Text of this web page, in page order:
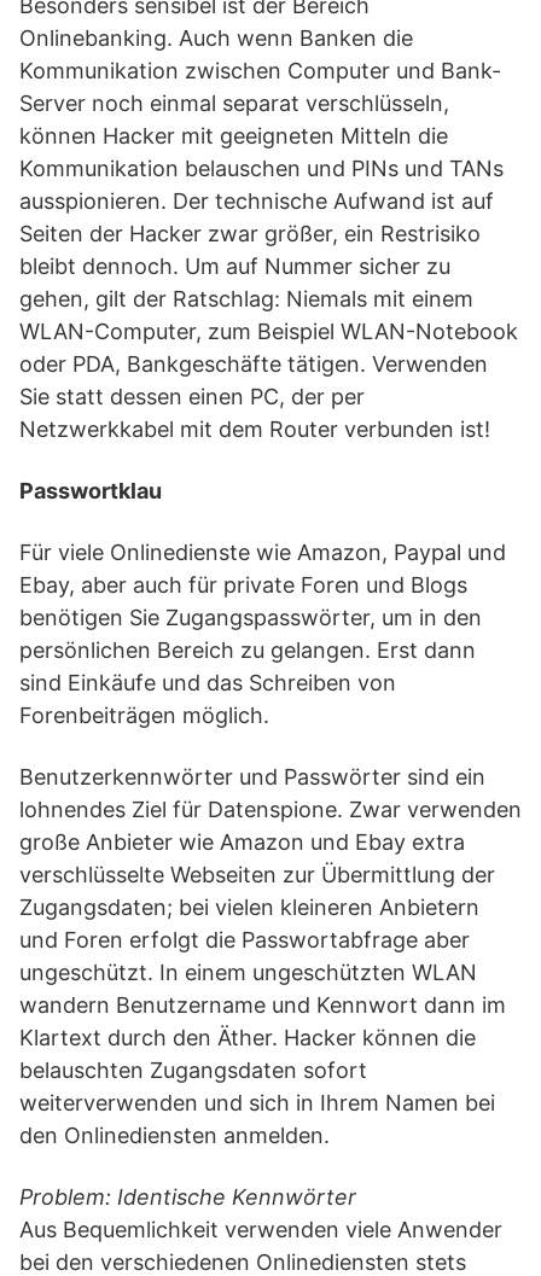
Besonders sensibel ist der Bereich
Onlinebanking. Auch wenn Banken die
Kommunikation zwischen Computer und Bank-
Server noch einmal separat verschlüsseln,
können Hacker mit geeigneten Mitteln die
Kommunikation belauschen und PINs und TANs
ausspionieren. Der technische Aufwand ist auf
Seiten der Hacker zwar größer, ein Restrisiko
bleibt dennoch. Um auf Nummer sicher zu
gehen, gilt der Ratschlag: Niemals mit einem
WLAN-Computer, zum Beispiel WLAN-Notebook
oder PDA, Bankgeschäfte tätigen. Verwenden
Sie statt dessen einen PC, der per
Netzwerkkabel mit dem Router verbunden ist!
Passwortklau
Für viele Onlinedienste wie Amazon, Paypal und
Ebay, aber auch für private Foren und Blogs
benötigen Sie Zugangspasswörter, um in den
persönlichen Bereich zu gelangen. Erst dann
sind Einkäufe und das Schreiben von
Forenbeiträgen möglich.
Benutzerkennwörter und Passwörter sind ein
lohnendes Ziel für Datenspione. Zwar verwenden
große Anbieter wie Amazon und Ebay extra
verschlüsselte Webseiten zur Übermittlung der
Zugangsdaten; bei vielen kleineren Anbietern
und Foren erfolgt die Passwortabfrage aber
ungeschützt. In einem ungeschützten WLAN
wandern Benutzername und Kennwort dann im
Klartext durch den Äther. Hacker können die
belauschten Zugangsdaten sofort
weiterverwenden und sich in Ihrem Namen bei
den Onlinediensten anmelden.
Problem: Identische Kennwörter
Aus Bequemlichkeit verwenden viele Anwender
bei den verschiedenen Onlinediensten stets